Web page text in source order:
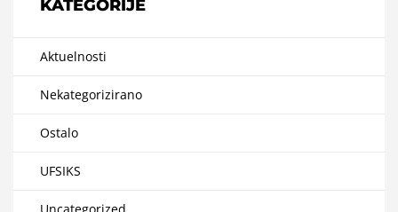
KATEGORIJE
Aktuelnosti
Nekategorizirano
Ostalo
UFSIKS